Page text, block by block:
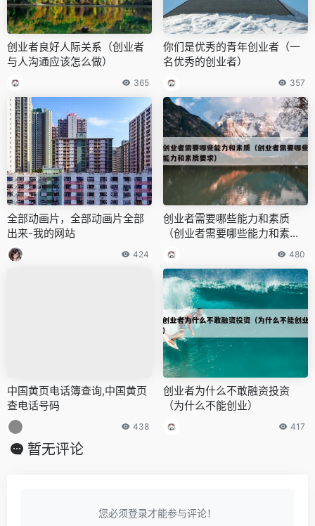
创业者良好人际关系（创业者
与人沟通应该怎么做）
365
你们是优秀的青年创业者（一
名优秀的创业者）
357
全部动画片，全部动画片全部
出来-我的网站
424
创业者需要哪些能力和素质
（创业者需要哪些能力和素质
要求）
480
中国黄页电话簿查询,中国黄页
查电话号码
438
创业者为什么不敢融资投资
（为什么不能创业）
417
暂无评论
您必须登录才能参与评论！